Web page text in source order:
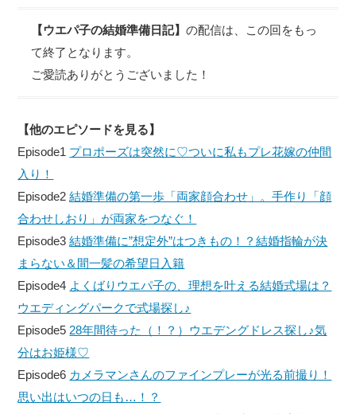
【ウエパ子の結婚準備日記】 の配信は、この回をもっ
て終了となります。
ご愛読ありがとうございました！
【他のエピソードを見る】
Episode1 プロポーズは突然に♡ついに私もプレ花嫁の仲間
入り！
Episode2結婚準備の第一歩「両家顔合わせ」。手作り「顔
合わせしおり」が両家をつなぐ！
Episode3結婚準備に”想定外”はつきもの！？結婚指輪が決
まらない＆間一髪の希望日入籍
Episode4 よくばりウエパ子の、理想を叶える結婚式場は？
ウエディングパークで式場探し♪
Episode5 28年間待った（！？）ウエデングドレス探し♪気
分はお姫様♡
Episode6 カメラマンさんのファインプレーが光る前撮り！
思い出はいつの日も…！？